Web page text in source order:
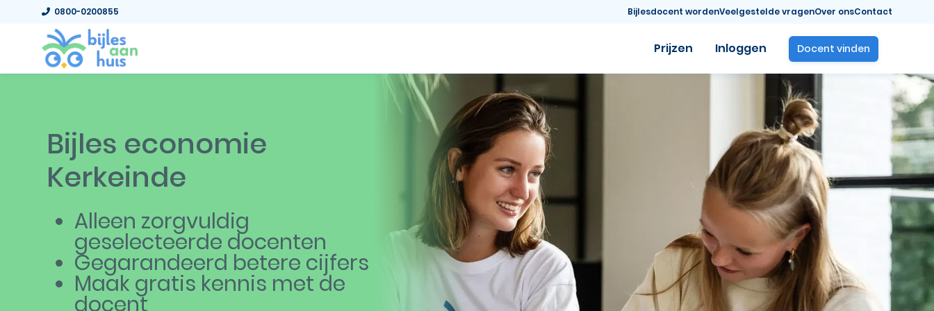
0800-0200855 Bijlesdocent wordenVeelgestelde vragenOver onsContact
Prijzen Inloggen Docent vinden
Bijles economie
Kerkeinde
Alleen zorgvuldig
geselecteerde docenten
Gegarandeerd betere cijfers
Maak gratis kennis met de
docent